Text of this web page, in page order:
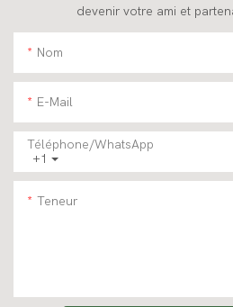
devenir votre ami et
Nom
E-Mail
+1
Téléphone/WhatsApp
Teneur